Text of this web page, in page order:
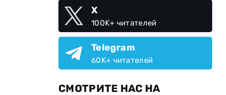
X
100K+ читателей
Telegram
60K+ читателей
СМОТРИТЕ НАС НА